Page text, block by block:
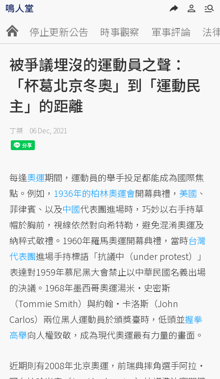
停止更新公告 時事觀察 軍事評論 法
被爭議埋沒的運動員之聲：
「杯葛北京冬奧」到「運動民
主」的距離
丁桀 06 Dec, 2021
每逢奧運期間，運動員的舉手投足都能成為國際焦
點。例如， 1936年的柏林奧運會開幕典禮， 美國 、
菲律賓、以及中國代表團進場時，巧妙以右手持草
帽於胸前，視線依然對向希特勒，避免混淆奧運及
納粹式敬禮。1960年羅馬奧運開幕典禮，當時台灣
代表團進場手持標語「抗議中（under protest）」
表達對1959年慕尼黑大會禁止以中華民國名義出場
的決議。1968年墨西哥奧運湯米・史密斯
（Tommie Smith）與約翰・卡洛斯（John
Carlos）兩位黑人運動員於頒獎臺時，低頭並握拳
高舉向人權致敬，成為現代奧運最有力量的畫面。
近期則有2008年北京奧運，前瑞典摔角選手阿拉・